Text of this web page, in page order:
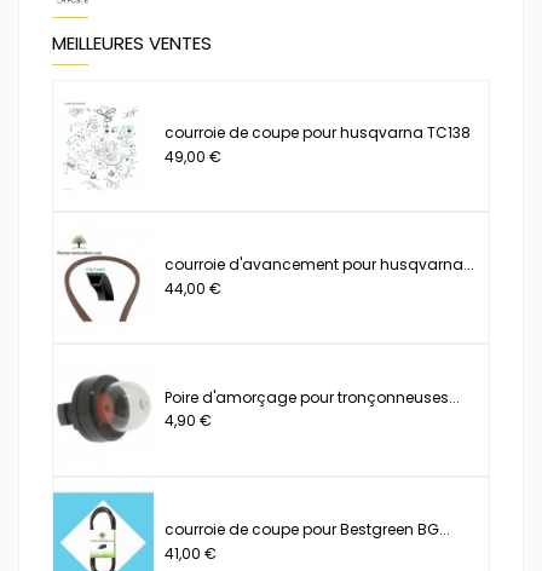
MEILLEURES VENTES
courroie de coupe pour husqvarna TC138
49,00 €
courroie d'avancement pour husqvarna...
44,00 €
Poire d'amorçage pour tronçonneuses...
4,90 €
courroie de coupe pour Bestgreen BG...
41,00 €